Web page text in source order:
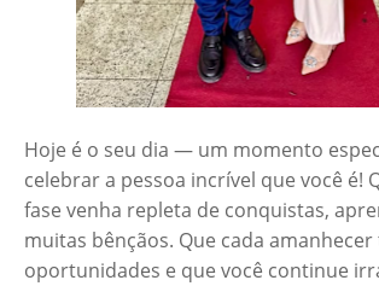
Hoje é o seu dia — um momento
celebrar a pessoa incrível que você é!
fase venha repleta de conquistas,
muitas bênçãos. Que cada
oportunidades e que você continue